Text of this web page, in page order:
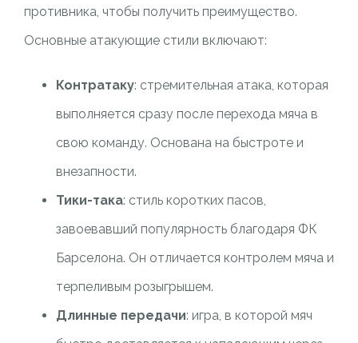
противника, чтобы получить преимущество.
Основные атакующие стили включают:
Контратаку: стремительная атака, которая
выполняется сразу после перехода мяча в
свою команду. Основана на быстроте и
внезапности.
Тики-така: стиль коротких пасов,
завоевавший популярность благодаря ФК
Барселона. Он отличается контролем мяча и
терпеливым розыгрышем.
Длинные передачи: игра, в которой мяч